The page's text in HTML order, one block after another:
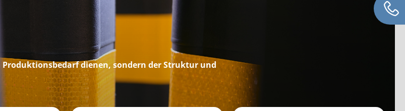
dienen, sondern der Struktur und